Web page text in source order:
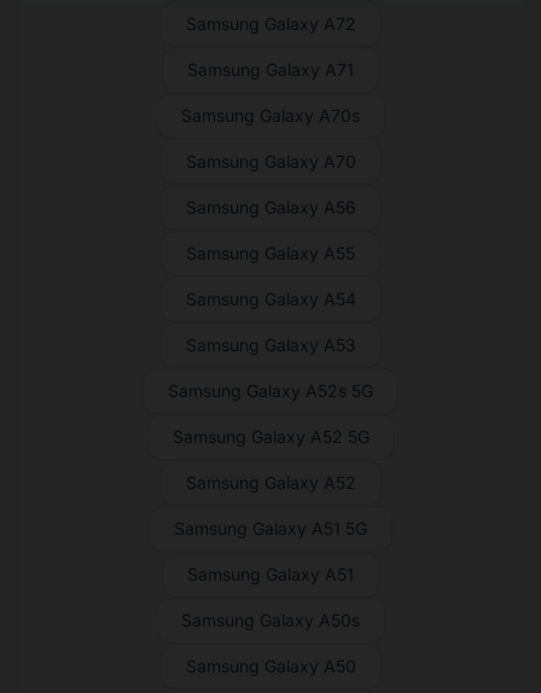
Samsung Galaxy A72
Samsung Galaxy A71
Samsung Galaxy A70s
Samsung Galaxy A70
Samsung Galaxy A56
Samsung Galaxy A55
Samsung Galaxy A54
Samsung Galaxy A53
Samsung Galaxy A52s 5G
Samsung Galaxy A52 5G
Samsung Galaxy A52
Samsung Galaxy A51 5G
Samsung Galaxy A51
Samsung Galaxy A50s
Samsung Galaxy A50